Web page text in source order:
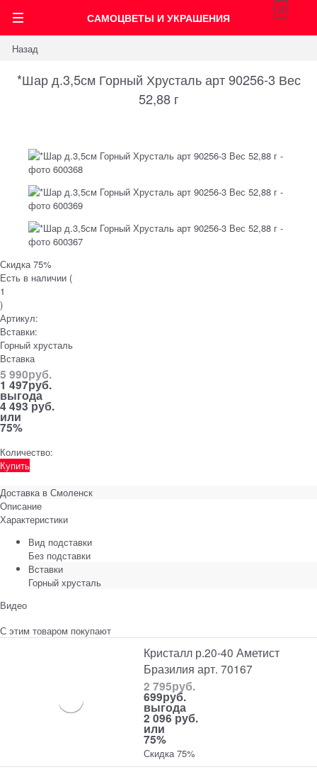
САМОЦВЕТЫ И УКРАШЕНИЯ
0
Назад
*Шар д.3,5см Горный Хрусталь арт 90256-3 Вес
52,88 г
Скидка 75%
Есть в наличии (
1
)
Артикул:
Вставки:
Горный хрусталь
Вставка
5 990руб.
1 497руб.
выгода
4 493 руб.
или
75%
Количество:
Купить
Доставка в Смоленск
Описание
Характеристики
Вид подставки
Без подставки
Вставки
Горный хрусталь
Видео
С этим товаром покупают
Кристалл р.20-40 Аметист
Бразилия арт. 70167
2 795руб.
699руб.
выгода
2 096 руб.
или
75%
Скидка 75%